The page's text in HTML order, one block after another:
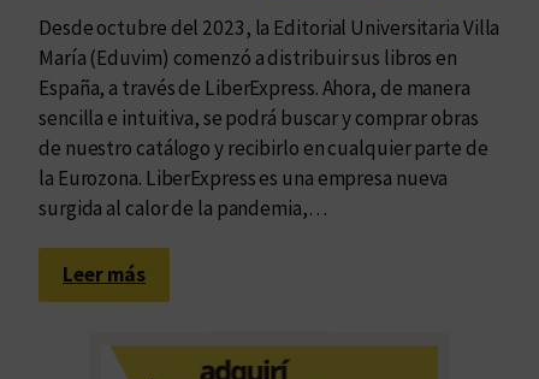
Desde octubre del 2023, la Editorial Universitaria Villa
María (Eduvim) comenzó a distribuir sus libros en
España, a través de LiberExpress. Ahora, de manera
sencilla e intuitiva, se podrá buscar y comprar obras
de nuestro catálogo y recibirlo en cualquier parte de
la Eurozona. LiberExpress es una empresa nueva
surgida al calor de la pandemia,…
Leer más:
E